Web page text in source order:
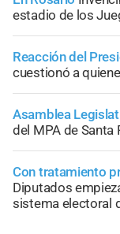
estadio de los
Reacción del
cuestionó a
Asamblea
del MPA de Santa
Con tratamiento
Diputados
sistema electoral